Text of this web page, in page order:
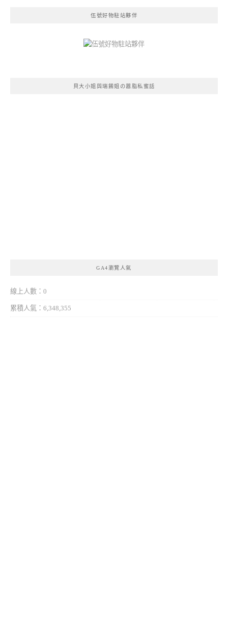
伍號好物駐站夥伴
貝大小姐與瑞餚姐の囂脂私蜜話
GA4瀏覽人氣
線上人數：0
累積人氣：6,348,355